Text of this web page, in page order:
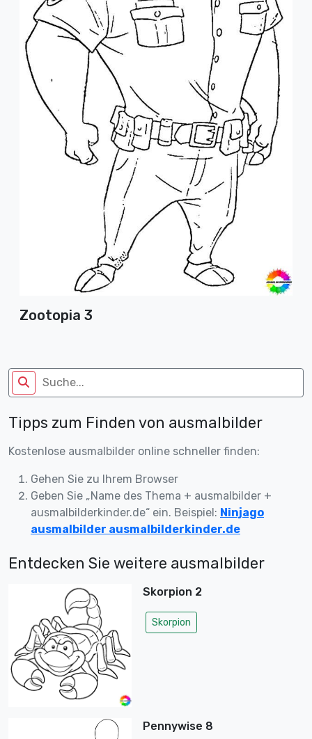
Zootopia 3
Tipps zum Finden von ausmalbilder
Kostenlose ausmalbilder online schneller finden:
Gehen Sie zu Ihrem Browser
Geben Sie „Name des Thema + ausmalbilder +
ausmalbilderkinder.de“ ein. Beispiel: Ninjago
ausmalbilder ausmalbilderkinder.de
Entdecken Sie weitere ausmalbilder
Skorpion 2
Skorpion
Pennywise 8